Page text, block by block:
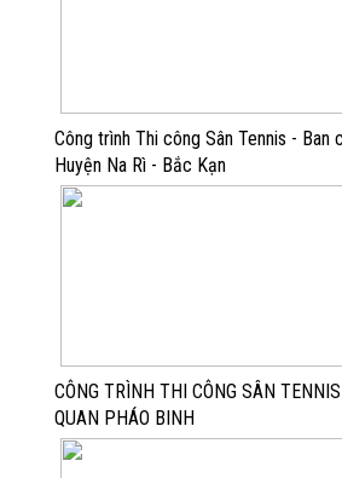
Công trình Thi công Sân Tennis - Ban
Huyện Na Rì - Bắc Kạn
CÔNG TRÌNH THI CÔNG SÂN
QUAN PHÁO BINH